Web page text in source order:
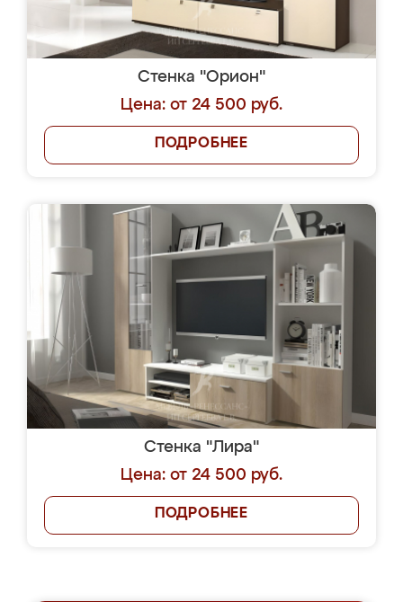
Стенка "Орион"
Цена: от 24 500 руб.
ПОДРОБНЕЕ
Стенка "Лира"
Цена: от 24 500 руб.
ПОДРОБНЕЕ